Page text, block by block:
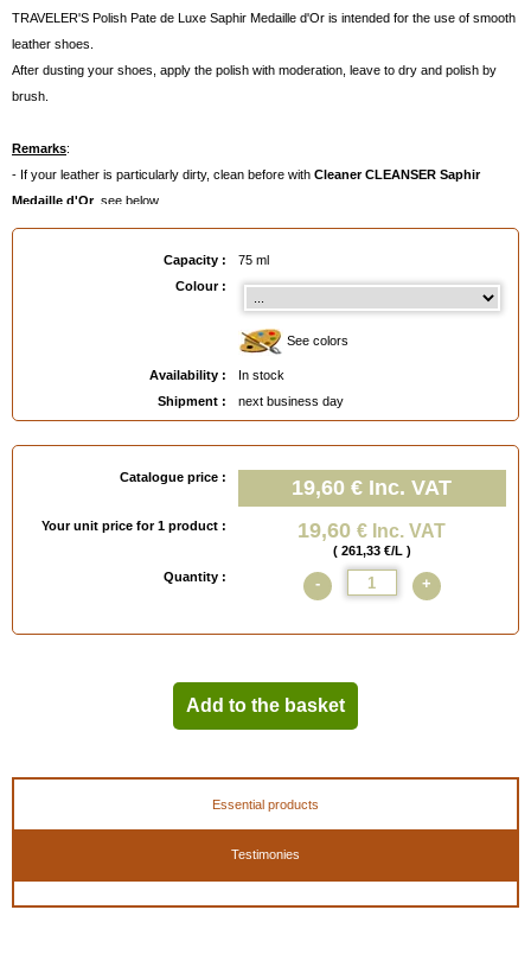
TRAVELER'S Polish Pate de Luxe Saphir Medaille d'Or is intended for the use of smooth
leather shoes.
After dusting your shoes, apply the polish with moderation, leave to dry and polish by
brush.
Remarks:
- If your leather is particularly dirty, clean before with Cleaner CLEANSER Saphir
Medaille d'Or, see below.
- To eliminate otherprevoiusly applied polishes, useStain Remover CLEANER Saphir
Capacity :
75 ml
Colour :
See colors
Availability :
In stock
Shipment :
next business day
Catalogue price : 19,60 € Inc. VAT
Your unit price for 1 product : 19,60 € Inc. VAT
( 261,33 €/L )
Quantity :
- +
Add to the basket
Essential products
Testimonies